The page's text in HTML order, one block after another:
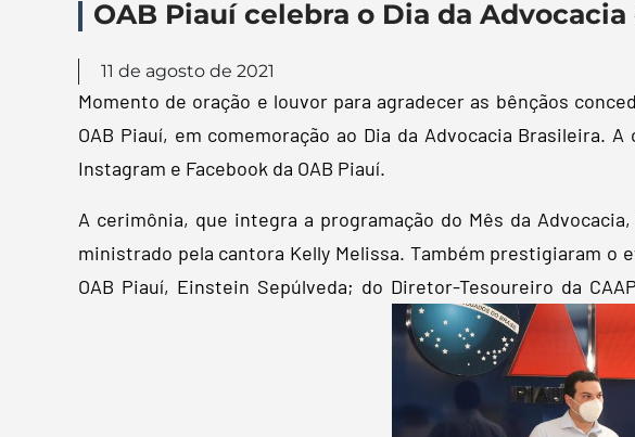
OAB Piauí celebra o Dia da
11 de agosto de 2021
Momento de oração e louvor para agradecer as bênçãos
OAB Piauí, em comemoração ao Dia da Advocacia Brasileira.
Instagram e Facebook da OAB Piauí.
A cerimônia, que integra a programação do Mês da
ministrado pela cantora Kelly Melissa. Também prestigiaram o
OAB Piauí, Einstein Sepúlveda; do Diretor-Tesoureiro da